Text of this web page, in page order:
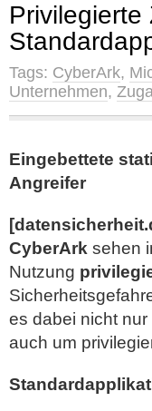
Privilegierte
Tags: CyberArk,
Unternehmen,
Eingebettete
Angreifer
CyberArk sehen
Nutzung
es dabei nicht
auch um